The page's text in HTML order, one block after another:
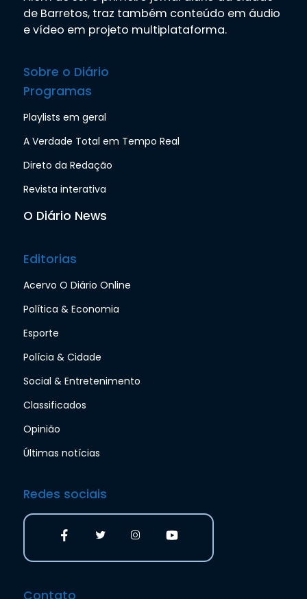
de Barretos, traz também conteúdo em áudio
e vídeo em projeto multiplataforma.
Sobre o Diário
Programas
Playlists em geral
A Verdade Total em Tempo Real
Direto da Redação
Revista interativa
O Diário News
Editorias
Acervo O Diário Online
Política & Economia
Esporte
Polícia & Cidade
Social & Entretenimento
Classificados
Opinião
Últimas notícias
Redes sociais
Contato